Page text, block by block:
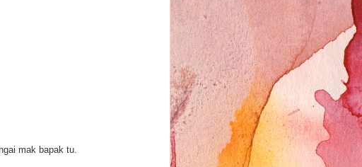
mak bapak tu.